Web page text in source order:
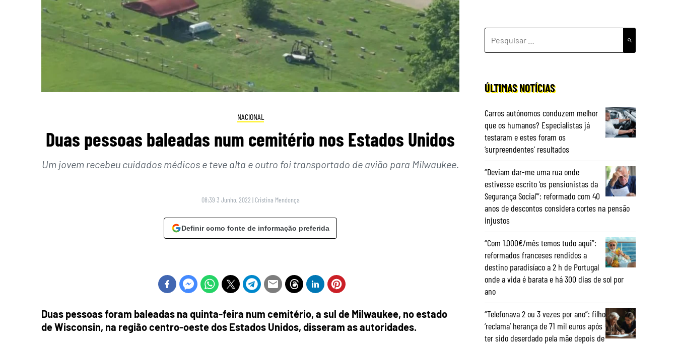
NACIONAL
Duas pessoas baleadas num cemitério nos Estados Unidos
Um jovem recebeu cuidados médicos e teve alta e outro foi transportado de avião para Milwaukee.
08:39 3 Junho, 2022 | Cristina Mendonça
Definir como fonte de informação preferida
Duas pessoas foram baleadas na quinta-feira num cemitério, a sul de Milwaukee, no estado
de Wisconsin, na região centro-oeste dos Estados Unidos, disseram as autoridades.
POR:
ÚLTIMAS NOTÍCIAS
Carros autónomos conduzem melhor
que os humanos? Especialistas já
testaram e estes foram os
‘surpreendentes’ resultados
“Deviam dar-me uma rua onde
estivesse escrito ‘os pensionistas da
Segurança Social’”: reformado com 40
anos de descontos considera cortes na pensão
injustos
“Com 1.000€/mês temos tudo aqui”:
reformados franceses rendidos a
destino paradisíaco a 2 h de Portugal
onde a vida é barata e há 300 dias de sol por
ano
“Telefonava 2 ou 3 vezes por ano”: filho
‘reclama’ herança de 71 mil euros após
ter sido deserdado pela mãe depois de